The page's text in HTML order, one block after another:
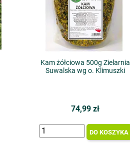
Kam żółciowa 500g Zielarnia
Suwalska wg o. Klimuszki
74,99 zł
DO KOSZYKA